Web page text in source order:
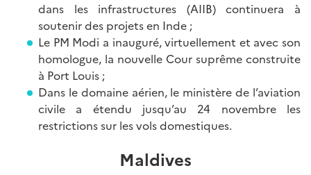
dans les infrastructures (AIIB) continuera à
soutenir des projets en Inde ;
Le PM Modi a inauguré, virtuellement et avec son
homologue, la nouvelle Cour suprême construite
à Port Louis ;
Dans le domaine aérien, le ministère de l’aviation
civile a étendu jusqu’au 24 novembre les
restrictions sur les vols domestiques.
Maldives